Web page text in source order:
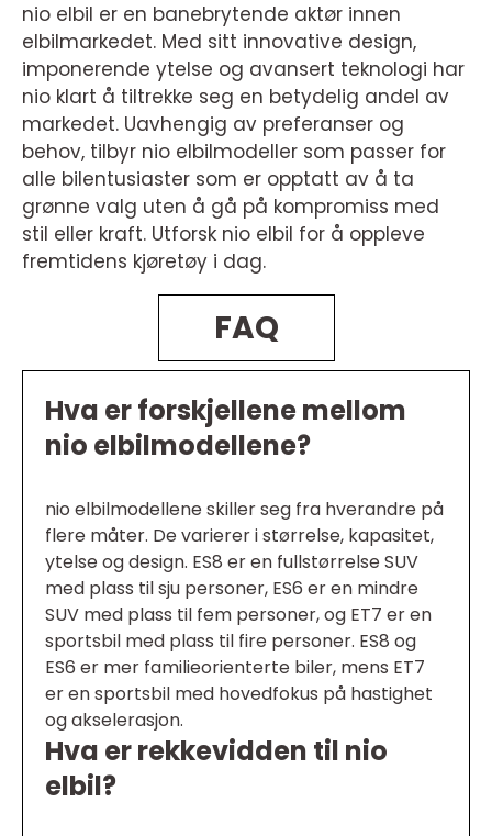
nio elbil er en banebrytende aktør innen
elbilmarkedet. Med sitt innovative design,
imponerende ytelse og avansert teknologi har
nio klart å tiltrekke seg en betydelig andel av
markedet. Uavhengig av preferanser og
behov, tilbyr nio elbilmodeller som passer for
alle bilentusiaster som er opptatt av å ta
grønne valg uten å gå på kompromiss med
stil eller kraft. Utforsk nio elbil for å oppleve
fremtidens kjøretøy i dag.
FAQ
Hva er forskjellene mellom
nio elbilmodellene?
nio elbilmodellene skiller seg fra hverandre på
flere måter. De varierer i størrelse, kapasitet,
ytelse og design. ES8 er en fullstørrelse SUV
med plass til sju personer, ES6 er en mindre
SUV med plass til fem personer, og ET7 er en
sportsbil med plass til fire personer. ES8 og
ES6 er mer familieorienterte biler, mens ET7
er en sportsbil med hovedfokus på hastighet
og akselerasjon.
Hva er rekkevidden til nio
elbil?